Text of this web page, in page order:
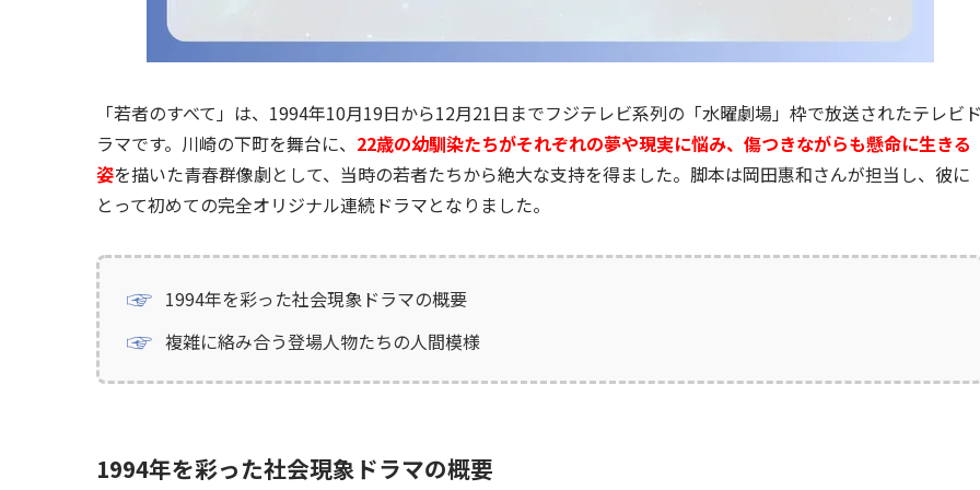
「若者のすべて」は、1994年10月19日から12月21日までフジテレビ系列の「水曜劇場」枠で放送されたテレビ
ラマです。川崎の下町を舞台に、 22歳の幼馴染たちがそれぞれの夢や現実に悩み、傷つきながらも懸命に生きる
姿を描いた青春群像劇として、当時の若者たちから絶大な支持を得ました。脚本は岡田惠和さんが担当し、彼に
とって初めての完全オリジナル連続ドラマとなりました。
1994年を彩った社会現象ドラマの概要
複雑に絡み合う登場人物たちの人間模様
1994年を彩った社会現象ドラマの概要